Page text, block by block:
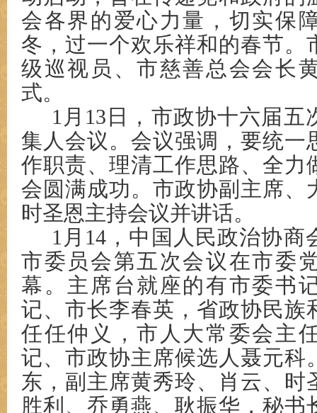
会各界的爱心力量，切实保
冬，过一个欢乐祥和的春节。
级巡视员、市慈善总会会长
式。
1月13日，市政协十六届五
集人会议。会议强调，要统一
作职责、理清工作思路、全力
会圆满成功。市政协副主席、
时圣恩主持会议并讲话。
1月14，中国人民政治协商
市委员会第五次会议在市委
幕。主席台就座的有市委书
记、市长李春英，省政协民族
任任仲义，市人大常委会主
记、市政协主席候选人聂元科
东，副主席黄秀玲、肖云、时
胜利、乔勇燕、耿振华，秘书